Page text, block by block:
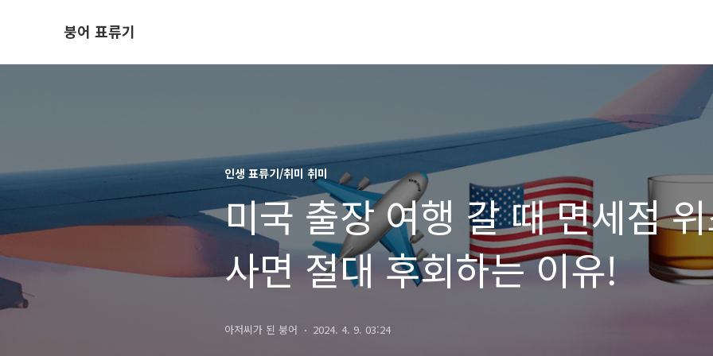
붕어 표류기
인생 표류기/취미 취미
미국 출장 여행 갈 때 면세점
사면 절대 후회하는 이유!
아저씨가 된 붕어 2024. 4. 9. 03:24